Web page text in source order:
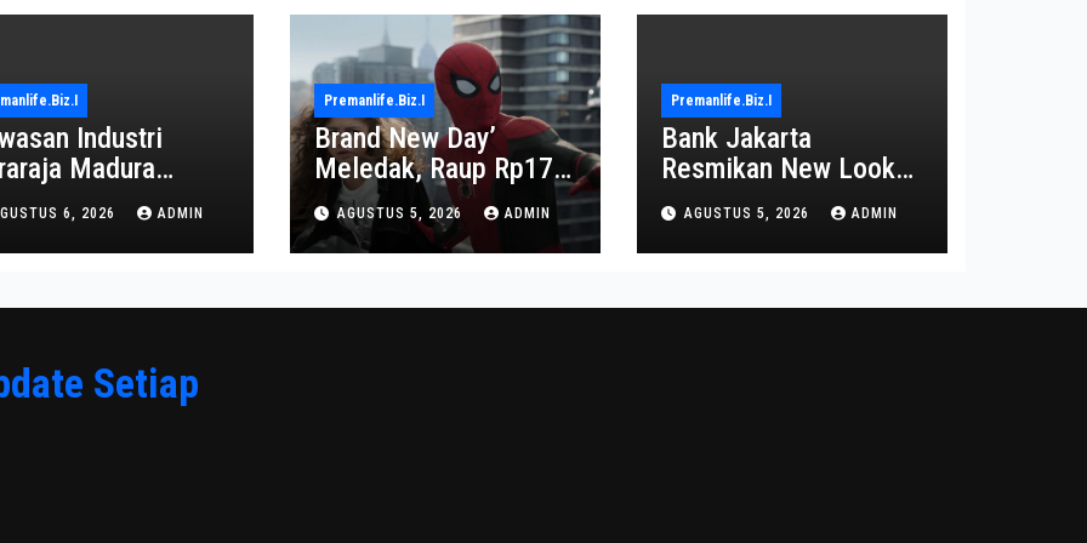
Industri
Madura
Jadi Pusat
Baru
6, 2026 ADMIN
Premanlife.biz.i
Brand New Day’
Meledak, Raup Rp17
Triliun dalam 6 Hari
AGUSTUS 5, 2026 ADMIN
Premanlife.biz.i
Bank Jakarta
Resmikan New Look
Branch KCP
Kebayoran Park untuk
Transformasi Layanan
AGUSTUS 5, 2026 ADMIN
Setiap